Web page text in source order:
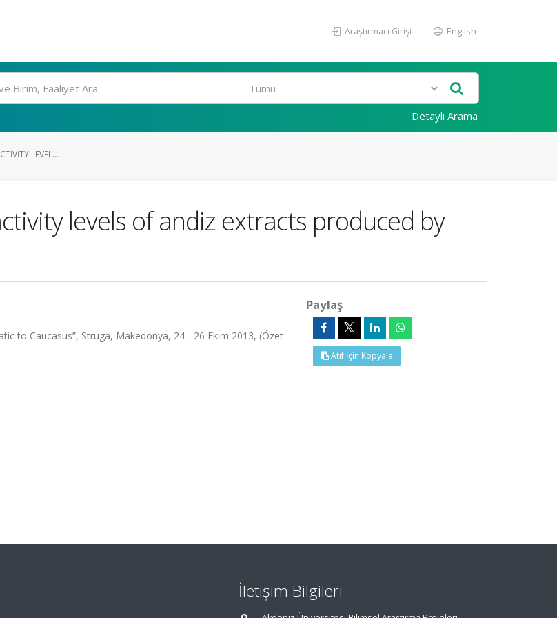
Araştırmacı Girişi English
Detaylı Arama
LEVEL...
levels of andiz extracts produced by
to Caucasus”, Struga, Makedonya, 24 - 26 Ekim 2013, (Özet
Paylaş
Atıf İçin Kopyala
İletişim Bilgileri